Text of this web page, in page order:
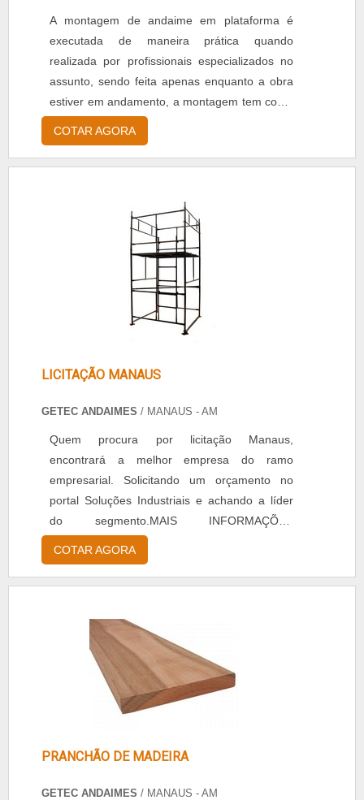
A montagem de andaime em plataforma é
executada de maneira prática quando
realizada por profissionais especializados no
assunto, sendo feita apenas enquanto a obra
estiver em andamento, a montagem tem como
principal função a sustentação dos
funcionários, a fim de assegurar que eles
utilizado os andaimes necessitam passar por
uma criteriosa avaliação p...
COTAR AGORA
LICITAÇÃO MANAUS
GETEC ANDAIMES / MANAUS - AM
Quem procura por licitação Manaus,
encontrará a melhor empresa do ramo
empresarial. Solicitando um orçamento no
portal Soluções Industriais e achando a líder
do segmento.MAIS INFORMAÇÕES
RELEVANTES SOBRE LICITAÇÃO MANAUSSe
alguém quer achar licitação Manaus, descobre
especializada e tubo de aço galvanizado roll,
focando em tecnologia e desenvolvimento no
COTAR AGORA
PRANCHÃO DE MADEIRA
GETEC ANDAIMES / MANAUS - AM